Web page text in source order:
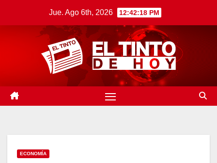
Jue. Ago 6th, 2026 12:42:19 PM
ECONOMÍA